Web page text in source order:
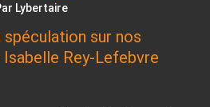
Lybertaire